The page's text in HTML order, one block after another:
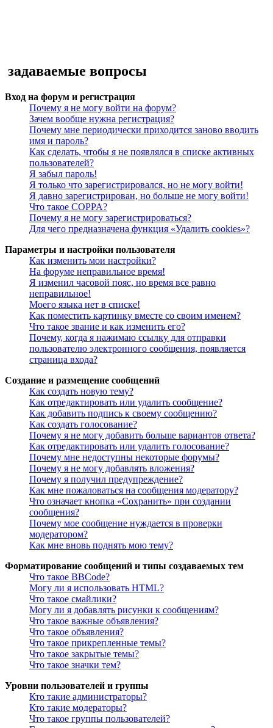
задаваемые вопросы
Вход на форум и регистрация
Почему я не могу войти на форум?
Зачем вообще нужна регистрация?
Почему мне периодически приходится заново вводить
имя и пароль?
Как сделать, чтобы я не появлялся в списке активных
пользователей?
Я забыл пароль!
Я только что зарегистрировался, но не могу войти!
Я давно зарегистрирован, но больше не могу войти!
Что такое COPPA?
Почему я не могу зарегистрироваться?
Для чего предназначена функция «Удалить cookies»?
Параметры и настройки пользователя
Как изменить мои настройки?
На форуме неправильное время!
Я изменил часовой пояс, но время все равно
неправильное!
Моего языка нет в списке!
Как поместить картинку вместе со своим именем?
Что такое звание и как изменить его?
Почему, когда я нажимаю ссылку для отправки
пользователю электронного сообщения, появляется
страница входа?
Создание и размещение сообщений
Как создать новую тему?
Как отредактировать или удалить сообщение?
Как добавить подпись к своему сообщению?
Как создать голосование?
Почему я не могу добавить больше вариантов ответа?
Как отредактировать или удалить голосование?
Почему мне недоступны некоторые форумы?
Почему я не могу добавлять вложения?
Почему я получил предупреждение?
Как мне пожаловаться на сообщения модератору?
Что означает кнопка «Сохранить» при создании
сообщения?
Почему мое сообщение нуждается в проверки
модератором?
Как мне вновь поднять мою тему?
Форматирование сообщений и типы создаваемых тем
Что такое BBCode?
Могу ли я использовать HTML?
Что такое смайлики?
Могу ли я добавлять рисунки к сообщениям?
Что такое важные объявления?
Что такое объявления?
Что такое прикрепленные темы?
Что такое закрытые темы?
Что такое значки тем?
Уровни пользователей и группы
Кто такие администраторы?
Кто такие модераторы?
Что такое группы пользователей?